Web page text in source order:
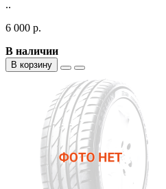
..
6 000 р.
В наличии
В корзину